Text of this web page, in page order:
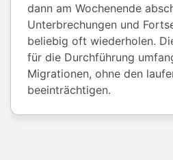
dann am Wochenende
Unterbrechungen und
beliebig oft wiederholen.
für die Durchführung
Migrationen, ohne den
beeinträchtigen.